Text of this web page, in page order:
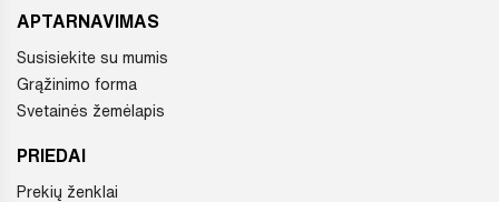
APTARNAVIMAS
Susisiekite su mumis
Grąžinimo forma
Svetainės žemėlapis
PRIEDAI
Prekių ženklai